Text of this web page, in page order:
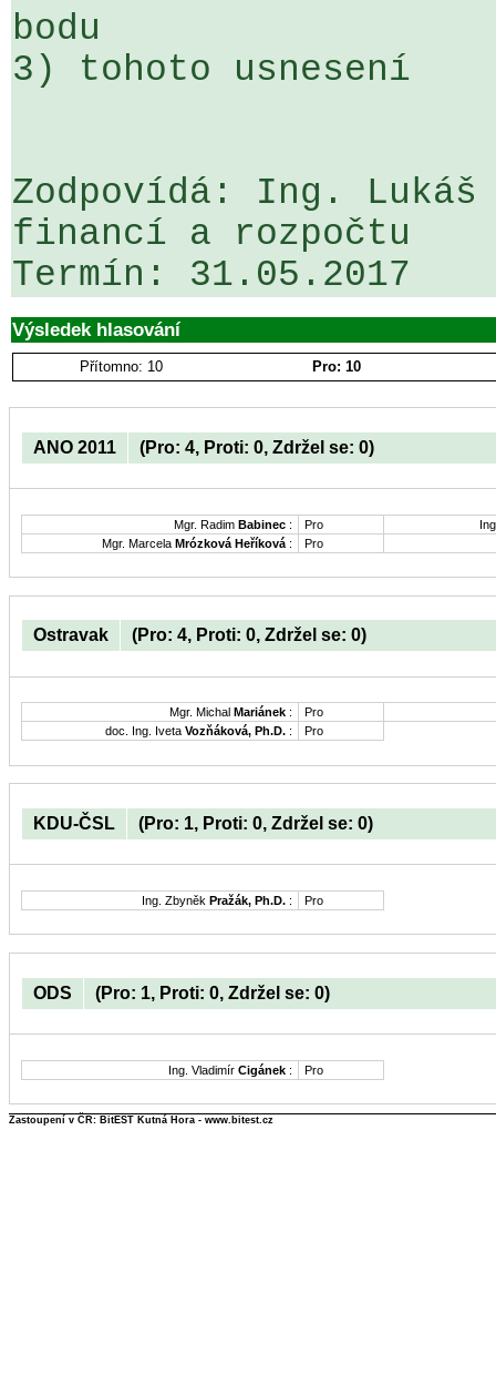
bodu
3) tohoto usnesení
Zodpovídá: Ing.
financí a rozpočtu
Výsledek hlasování
Přítomno: 10 Pro: 10
ANO 2011 (Pro: 4, Proti: 0, Zdržel se: 0)
Mgr. Radim Babinec : Pro
Mgr. Marcela Mrózková Heříková : Pro
Ostravak (Pro: 4, Proti: 0, Zdržel se: 0)
Mgr. Michal Mariánek :
Pro
doc. Ing. Iveta Vozňáková, Ph.D. : Pro
KDU-ČSL (Pro: 1, Proti: 0, Zdržel se: 0)
Ing. Zbyněk Pražák, Ph.D. : Pro
ODS (Pro: 1, Proti: 0, Zdržel se: 0)
Ing. Vladimír Cigánek : Pro
Zastoupení v ČR: BitEST Kutná Hora - www.bitest.cz